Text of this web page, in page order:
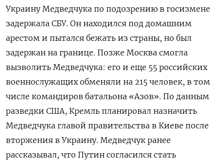
Украину Медведчука по подозрению в госизмене
задержала СБУ. Он находился под домашним
арестом и пытался бежать из страны, но был
задержан на границе. Позже Москва смогла
вызволить Медведчука: его и еще 55 российских
военнослужащих обменяли на 215 человек, в том
числе командиров батальона «Азов». По данным
разведки США, Кремль планировал назначить
Медведчука главой правительства в Киеве после
вторжения в Украину. Медведчук ранее
рассказывал, что Путин согласился стать